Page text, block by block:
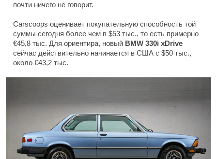
почти ничего не говорит.
Carscoops оценивает покупательную способность той
суммы сегодня более чем в $53 тыс., то есть примерно
€45,8 тыс. Для ориентира, новый BMW 330i xDrive
сейчас действительно начинается в США с $50 тыс.,
около €43,2 тыс.